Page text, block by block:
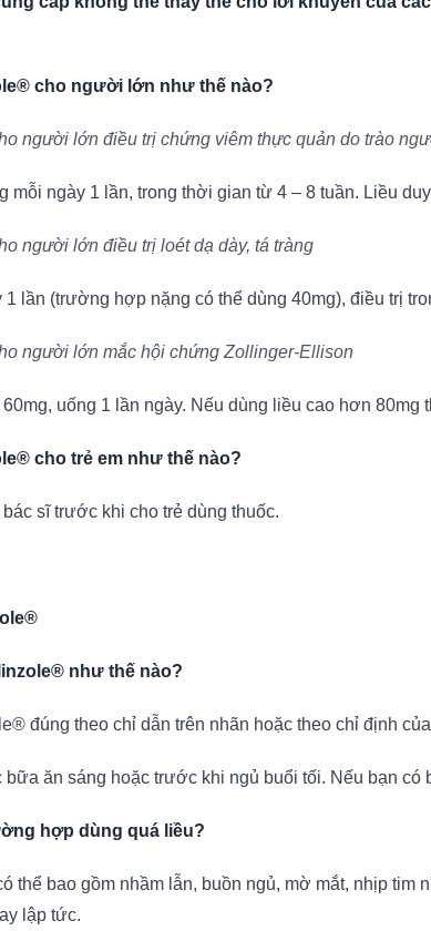
cho người lớn như thế nào?
người lớn điều trị chứng viêm thực quản do trào
mỗi ngày 1 lần, trong thời gian từ 4 – 8 tuần. Liều
người lớn điều trị loét dạ dày, tá tràng
1 lần (trường hợp nặng có thể dùng 40mg), điều trị
người lớn mắc hội chứng Zollinger-Ellison
uống 1 lần ngày. Nếu dùng liều cao hơn 80mg
cho trẻ em như thế nào?
sĩ trước khi cho trẻ dùng thuốc.
như thế nào?
đúng theo chỉ dẫn trên nhãn hoặc theo chỉ định
ăn sáng hoặc trước khi ngủ buổi tối. Nếu bạn
hợp dùng quá liều?
thể bao gồm nhầm lẫn, buồn ngủ, mờ mắt, nhịp
lập tức.